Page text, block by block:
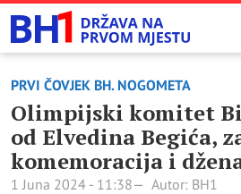
PRVI ČOVJEK BH. NOGOMETA
Olimpijski komitet
od Elvedina Begića,
komemoracija i
1 Juna 2024 - 11:38 Autor: BH1